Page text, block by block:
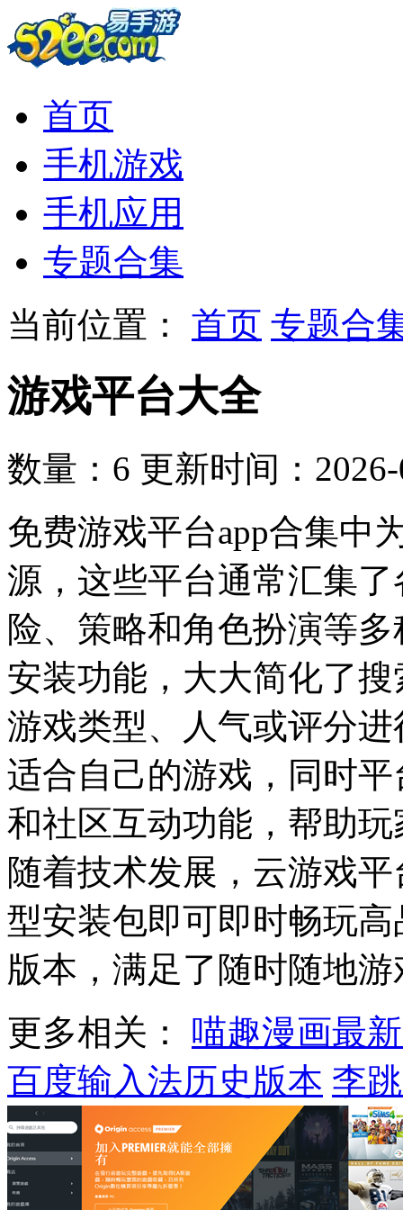
首页
手机游戏
手机应用
专题合集
当前位置： 首页 专题合
游戏平台大全
数量：6 更新时间：
免费游戏平台app合集中
源，这些平台通常汇集
险、策略和角色扮演等
安装功能，大大简化了
游戏类型、人气或评分
适合自己的游戏，同时
和社区互动功能，帮助
随着技术发展，云游戏
型安装包即可即时畅玩
版本，满足了随时随地
更多相关：
喵趣漫画最
百度输入法历史版本 李